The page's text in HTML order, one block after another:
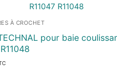
À CROCHET
pour baie